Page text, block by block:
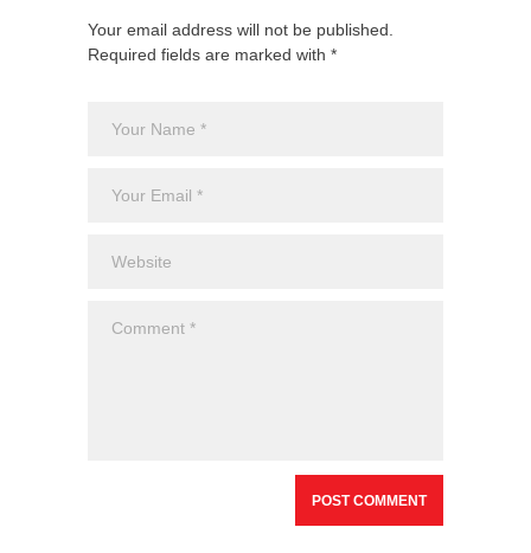
Your email address will not be published.
Required fields are marked with *